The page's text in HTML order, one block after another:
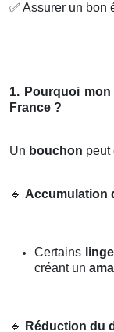
✅ Assurer un bon
1. Pourquoi
France ?
Un bouchon peut
🔹 Accumulation
Certains
créant un
🔹 Réduction du